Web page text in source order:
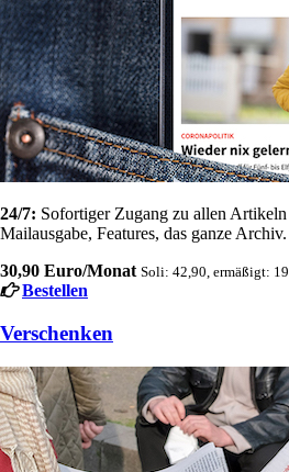
24/7: Sofortiger Zugang zu allen
Mailausgabe, Features, das ganze Archiv.
30,90 Euro/Monat Soli: 42,90, ermäßigt:
Bestellen
Verschenken